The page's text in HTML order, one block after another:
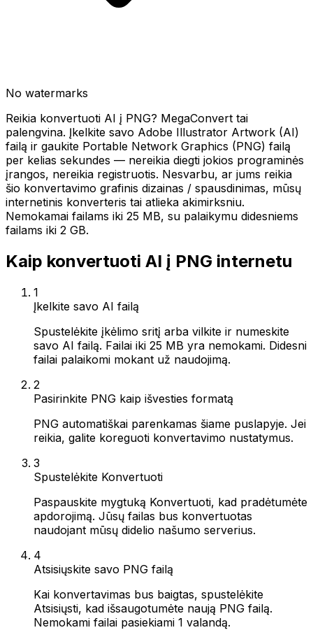
No watermarks
Reikia konvertuoti AI į PNG? MegaConvert tai
palengvina. Įkelkite savo Adobe Illustrator Artwork (AI)
failą ir gaukite Portable Network Graphics (PNG) failą
per kelias sekundes — nereikia diegti jokios programinės
įrangos, nereikia registruotis. Nesvarbu, ar jums reikia
šio konvertavimo grafinis dizainas / spausdinimas, mūsų
internetinis konverteris tai atlieka akimirksniu.
Nemokamai failams iki 25 MB, su palaikymu didesniems
failams iki 2 GB.
Kaip konvertuoti AI į PNG internetu
1
Įkelkite savo AI failą
Spustelėkite įkėlimo sritį arba vilkite ir numeskite
savo AI failą. Failai iki 25 MB yra nemokami. Didesni
failai palaikomi mokant už naudojimą.
2
Pasirinkite PNG kaip išvesties formatą
PNG automatiškai parenkamas šiame puslapyje. Jei
reikia, galite koreguoti konvertavimo nustatymus.
3
Spustelėkite Konvertuoti
Paspauskite mygtuką Konvertuoti, kad pradėtumėte
apdorojimą. Jūsų failas bus konvertuotas
naudojant mūsų didelio našumo serverius.
4
Atsisiųskite savo PNG failą
Kai konvertavimas bus baigtas, spustelėkite
Atsisiųsti, kad išsaugotumėte naują PNG failą.
Nemokami failai pasiekiami 1 valandą.